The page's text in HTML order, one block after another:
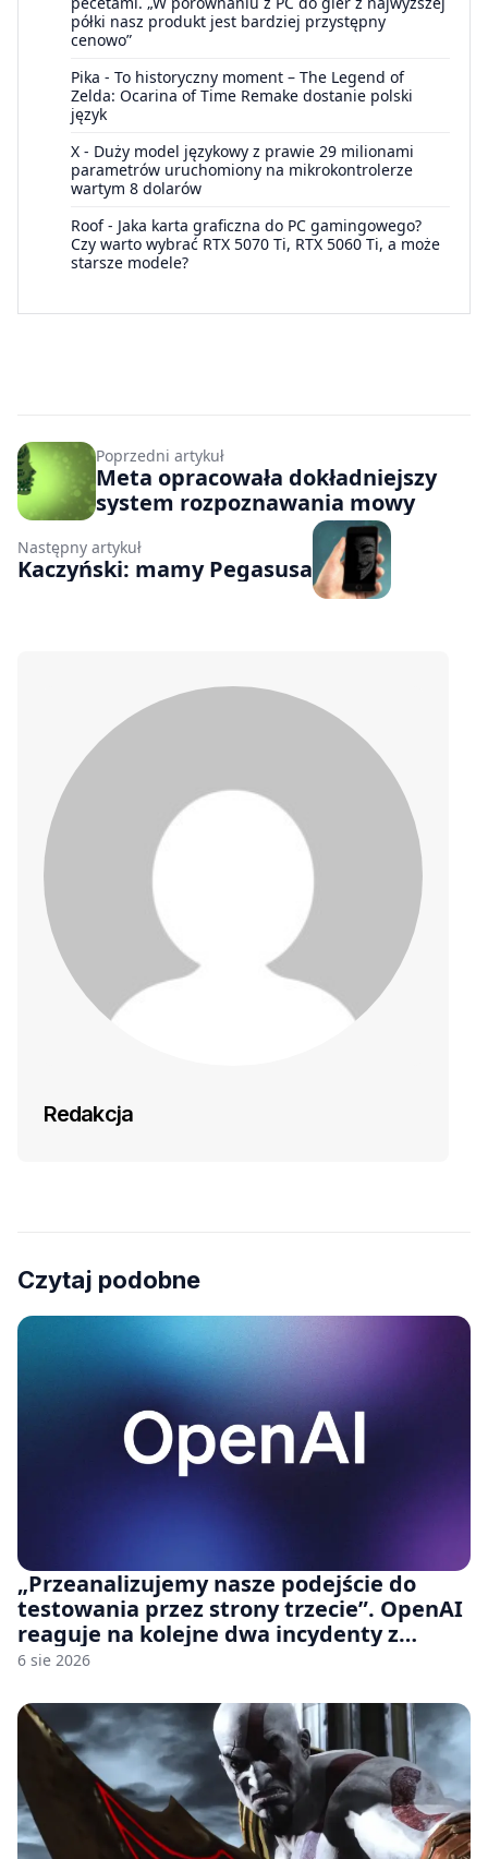
półki nasz produkt jest bardziej przystępny
cenowo”
Pika - To historyczny moment – The Legend of
Zelda: Ocarina of Time Remake dostanie polski
język
X - Duży model językowy z prawie 29 milionami
parametrów uruchomiony na mikrokontrolerze
wartym 8 dolarów
Roof- Jaka karta graficzna do PC gamingowego?
Czy warto wybrać RTX 5070 Ti, RTX 5060 Ti, a może
starsze modele?
Poprzedni artykuł
Meta opracowała dokładniejszy
system rozpoznawania mowy
Następny artykuł
Kaczyński: mamy Pegasusa
Redakcja
Czytaj podobne
„Przeanalizujemy nasze podejście do
testowania przez strony trzecie”. OpenAI
reaguje na kolejne dwa incydenty z
udziałem autorskich modeli
6 sie 2026